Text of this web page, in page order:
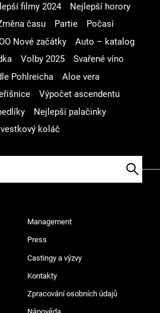
filmy 2024
Nejlepší horory
času Partie
Počasí
Nové začátky
Auto – katalog
Volby 2025
Svařené víno
Pohlreicha
Aloe vera
Výpočet ascendentu
Nejlepší palačinky
koláč
Management
Press
Castingy a výzvy
Kontakty
Zpracování osobních údajů